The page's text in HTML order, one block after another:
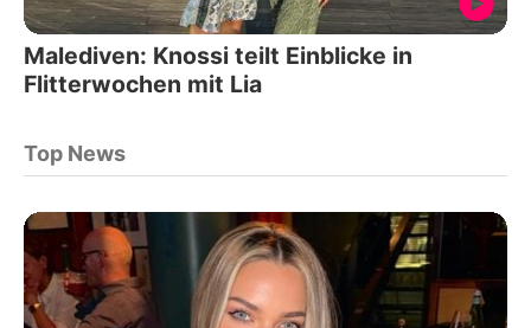
Malediven: Knossi teilt Einblicke in
Flitterwochen mit Lia
Top News